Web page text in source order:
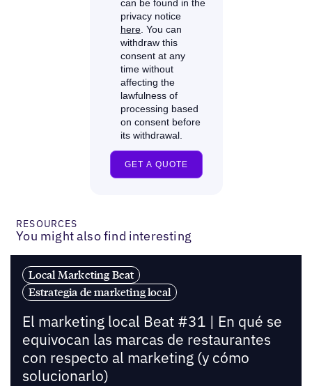
RESOURCES
You might also find interesting
Local Marketing Beat
Estrategia de marketing local
El marketing local Beat #31 | En qué se
equivocan las marcas de restaurantes
con respecto al marketing (y cómo
solucionarlo)